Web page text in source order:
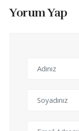
Yorum Yap